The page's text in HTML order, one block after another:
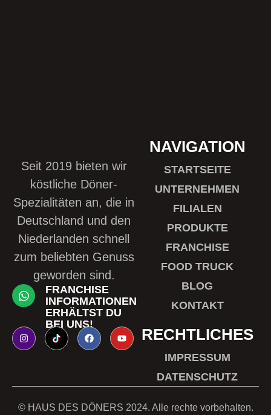
NAVIGATION
STARTSEITE
UNTERNEHMEN
FILIALEN
PRODUKTE
FRANCHISE
FOOD TRUCK
BLOG
KONTAKT
RECHTLICHES
IMPRESSUM
DATENSCHUTZ
Seit 2019 bieten wir
köstliche Döner-
Spezialitäten an, die in
Deutschland und den
Niederlanden schnell
zum beliebten Genuss
geworden sind.
FRANCHISE
INFORMATIONEN
ERHÄLTST DU
BEI UNS!
© HAUS DES DÖNERS 2024. Alle rechte vorbehalten.